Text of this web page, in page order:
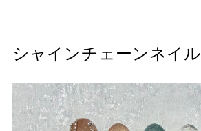
シャインチェーンネイル